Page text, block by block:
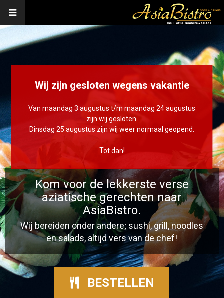
Wij zijn gesloten wegens vakantie
Van maandag 3 augustus t/m maandag 24 augustus
zijn wij gesloten.
Dinsdag 25 augustus zijn wij weer normaal geopend.
Tot dan!
Kom voor de lekkerste verse
aziatische gerechten naar
AsiaBistro.
Wij bereiden onder andere; sushi, grill, noodles
en salads, altijd vers van de chef!
BESTELLEN